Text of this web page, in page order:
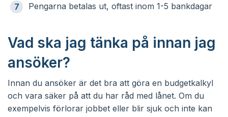
Pengarna betalas ut, oftast inom 1-5 bankdagar
Vad ska jag tänka på innan jag
ansöker?
Innan du ansöker är det bra att göra en budgetkalkyl
och vara säker på att du har råd med lånet. Om du
exempelvis förlorar jobbet eller blir sjuk och inte kan